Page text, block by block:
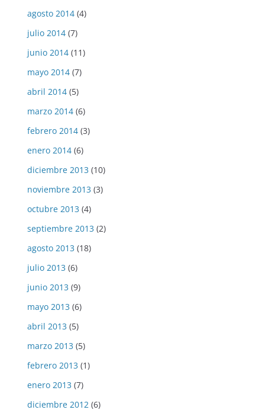
agosto 2014 (4)
julio 2014 (7)
junio 2014 (11)
mayo 2014 (7)
abril 2014 (5)
marzo 2014 (6)
febrero 2014 (3)
enero 2014 (6)
diciembre 2013 (10)
noviembre 2013 (3)
octubre 2013 (4)
septiembre 2013 (2)
agosto 2013 (18)
julio 2013 (6)
junio 2013 (9)
mayo 2013 (6)
abril 2013 (5)
marzo 2013 (5)
febrero 2013 (1)
enero 2013 (7)
diciembre 2012 (6)